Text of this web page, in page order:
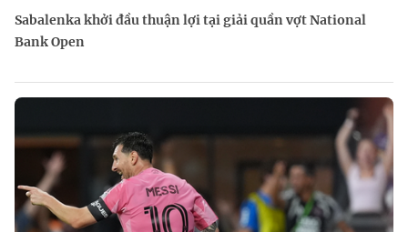
Sabalenka khởi đầu thuận lợi tại giải quần vợt National
Bank Open